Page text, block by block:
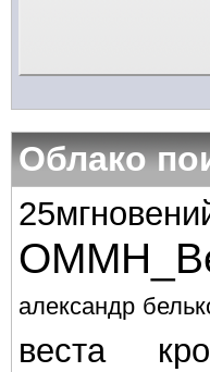
Облако
александр
веста